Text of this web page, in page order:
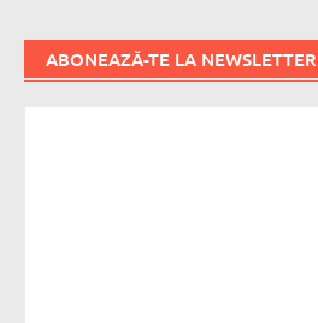
ABONEAZĂ-TE LA NEWSLETTER